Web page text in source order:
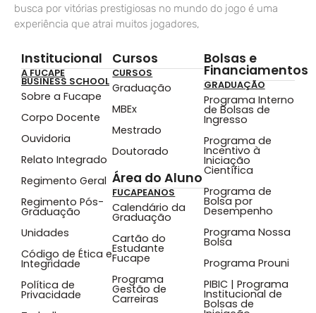
busca por vitórias prestigiosas no mundo do jogo é uma
experiência que atrai muitos jogadores,
Institucional
A FUCAPE
BUSINESS SCHOOL
Sobre a Fucape
Corpo Docente
Ouvidoria
Relato Integrado
Regimento Geral
Regimento Pós-
Graduação
Unidades
Código de Ética e
Integridade
Política de
Privacidade
Cursos
CURSOS
Graduação
MBEx
Mestrado
Doutorado
Área do Aluno
FUCAPEANOS
Calendário da
Graduação
Cartão do
Estudante
Fucape
Programa
Gestão de
Carreiras
Bolsas e
Financiamentos
GRADUAÇÃO
Programa Interno
de Bolsas de
Ingresso
Programa de
Incentivo à
Iniciação
Científica
Programa de
Bolsa por
Desempenho
Programa Nossa
Bolsa
Programa Prouni
PIBIC | Programa
Institucional de
Bolsas de